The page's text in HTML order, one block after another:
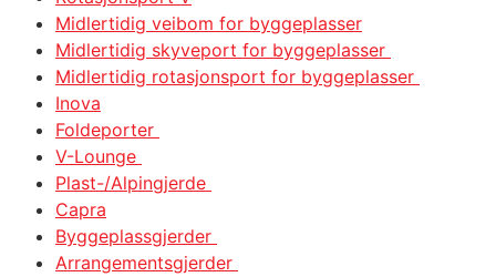
Midlertidig veibom for byggeplasser
Midlertidig skyveport for byggeplasser
Midlertidig rotasjonsport for byggeplasser
Inova
Foldeporter
V-Lounge
Plast-/Alpingjerde
Capra
Byggeplassgjerder
Arrangementsgjerder